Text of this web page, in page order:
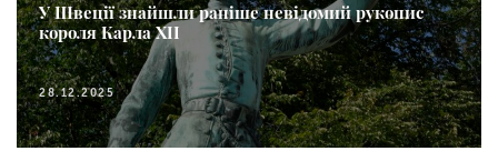
У Швеції знайшли раніше невідомий рукопис
короля Карла XII
28.12.2025